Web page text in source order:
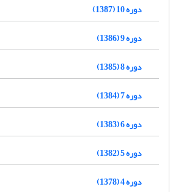
دوره 10 (1387)
دوره 9 (1386)
دوره 8 (1385)
دوره 7 (1384)
دوره 6 (1383)
دوره 5 (1382)
دوره 4 (1378)